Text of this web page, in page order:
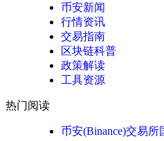
币安新闻
行情资讯
交易指南
区块链科普
政策解读
工具资源
热门阅读
币安(Binance)交易